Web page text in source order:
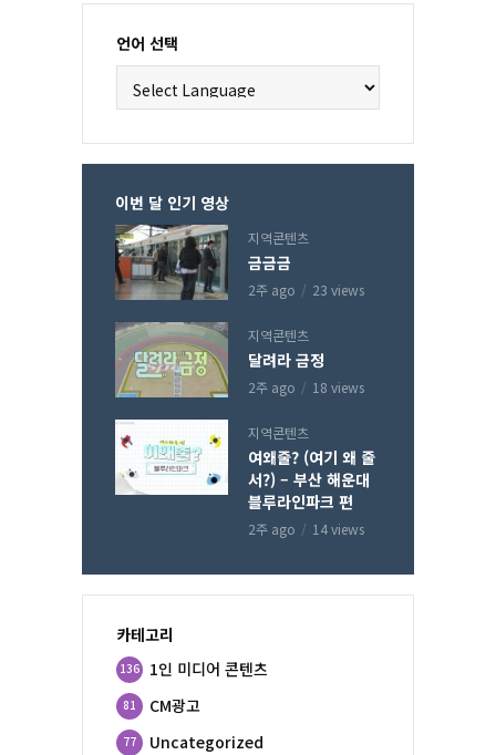
언어 선택
이번 달 인기 영상
지역콘텐츠
금금금
2주 ago 23 views
지역콘텐츠
달려라 금정
2주 ago 18 views
지역콘텐츠
여왜줄? (여기 왜 줄
서?) – 부산 해운대
블루라인파크 편
2주 ago 14 views
카테고리
1인 미디어 콘텐츠
136
CM광고
81
Uncategorized
77